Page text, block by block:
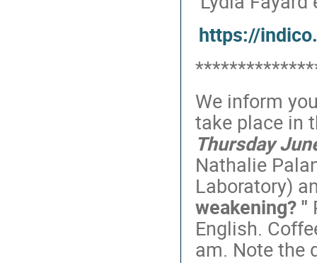
https://
We inform
take place in
Thursday
Nathalie
Laboratory)
weakening? "
English.
am. Note the